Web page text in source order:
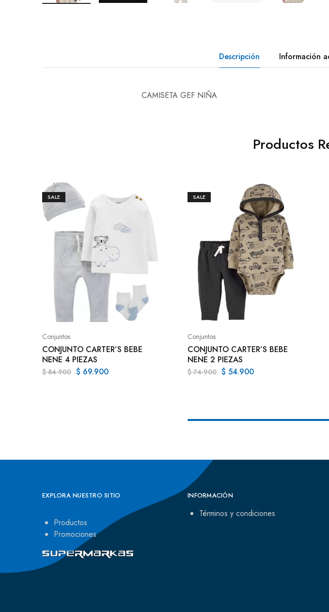
Descripción Información
CAMISETA GEF NIÑA
Productos
SALE
Conjuntos
CONJUNTO CARTER’S BEBE
NENE 4 PIEZAS
$84.900 $ 69.900
SALE
Conjuntos
CONJUNTO CARTER’S BEBE
NENE 2 PIEZAS
$74.900 $ 54.900
EXPLORA NUESTRO SITIO
Productos
Promociones
INFORMACIÓN
Términos y condiciones